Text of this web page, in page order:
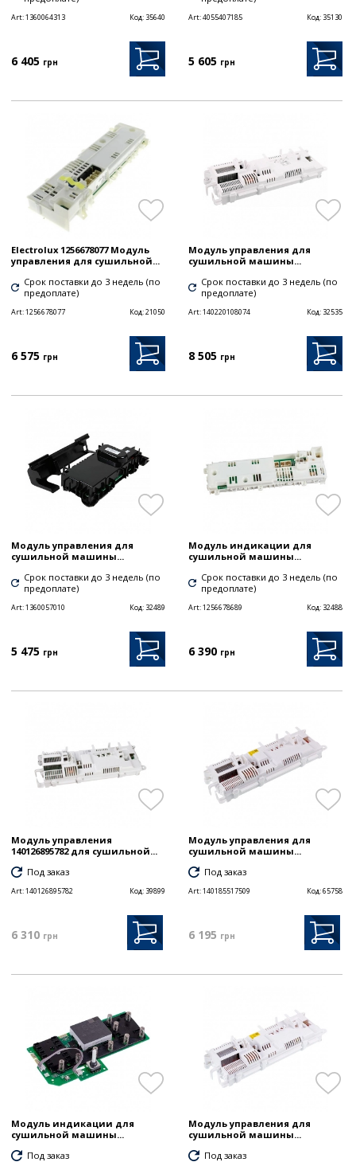
Art:1360064313 Код: 35640
6 405 грн
Art:4055407185 Код: 35130
5 605 грн
Electrolux 1256678077 Модуль
управления для сушильной...
Срок поставки до 3 недель (по
предоплате)
Art:1256678077 Код:21050
6 575 грн
Модуль управления для
сушильной машины...
Срок поставки до 3 недель (по
предоплате)
Art:140220108074 Код: 32535
8 505 грн
Модуль управления для
сушильной машины...
Срок поставки до 3 недель (по
предоплате)
Art:1360057010 Код: 32489
5 475 грн
Модуль индикации для
сушильной машины...
Срок поставки до 3 недель (по
предоплате)
Art:1256678689 Код: 32488
6 390 грн
Модуль управления
140126895782 для сушильной...
Под заказ
Art:140126895782 Код: 39899
6 310 грн
Модуль управления для
сушильной машины...
Под заказ
Art:140185517509 Код:65758
6 195 грн
Модуль индикации для
сушильной машины...
Под заказ
Модуль управления для
сушильной машины...
Под заказ